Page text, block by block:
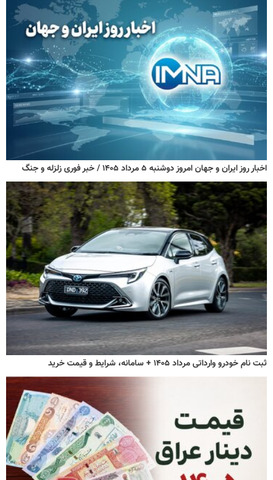
اخبار روز ایران و جهان امروز دوشنبه ۵ مرداد ۱۴۰۵ / خبر فوری زلزله و جنگ
ثبت نام خودرو وارداتی مرداد ۱۴۰۵ + سامانه، شرایط و قیمت خرید